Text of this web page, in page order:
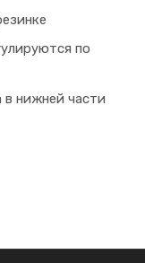
по
нижней части